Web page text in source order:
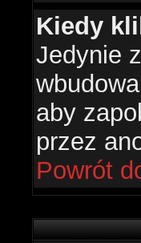
Kiedy
Jedynie
aby
przez
Powrót